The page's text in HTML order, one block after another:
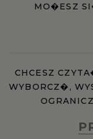
MO�ESZ
CHCESZ
WYBORCZ�,